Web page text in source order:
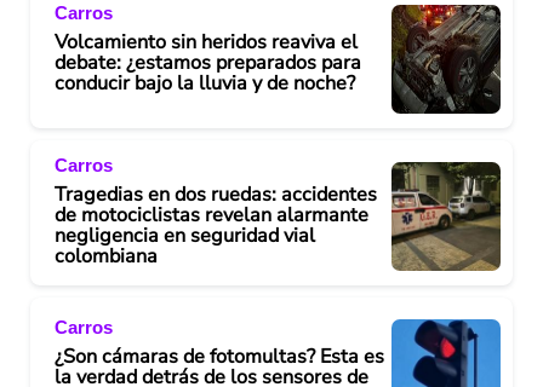
Carros
Volcamiento sin heridos reaviva el
debate: ¿estamos preparados para
conducir bajo la lluvia y de noche?
Carros
Tragedias en dos ruedas: accidentes
de motociclistas revelan alarmante
negligencia en seguridad vial
colombiana
Carros
¿Son cámaras de fotomultas? Esta es
la verdad detrás de los sensores de